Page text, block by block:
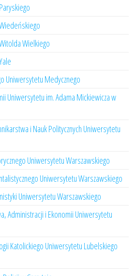
Wielkiego
Uniwersytetu Medycznego
Uniwersytetu im. Adama Mickiewicza w
i Nauk Politycznych Uniwersytetu
Uniwersytetu Warszawskiego
Uniwersytetu Warszawskiego
Uniwersytetu Warszawskiego
Administracji i Ekonomii Uniwersytetu
Katolickiego Uniwersytetu Lubelskiego